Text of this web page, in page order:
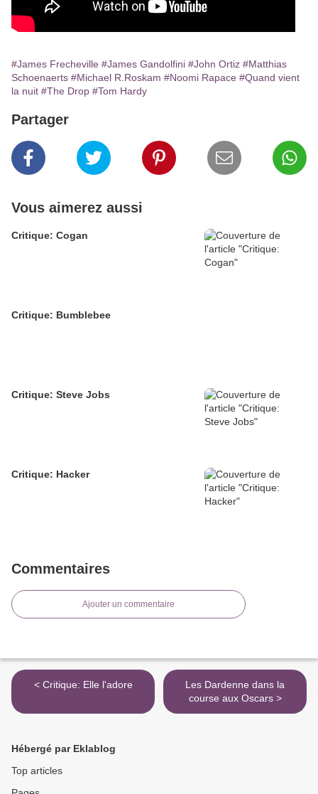
#James Frecheville #James Gandolfini #John Ortiz #Matthias
Schoenaerts #Michael R.Roskam #Noomi Rapace #Quand vient
la nuit #The Drop #Tom Hardy
Partager
Vous aimerez aussi
Critique: Cogan
Critique: Bumblebee
Critique: Steve Jobs
Critique: Hacker
Commentaires
Ajouter un commentaire
< Critique: Elle l'adore
Les Dardenne dans la
course aux Oscars >
Hébergé par Eklablog
Top articles